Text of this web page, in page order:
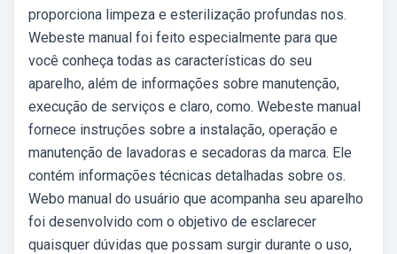
proporciona limpeza e esterilização profundas nos.
Webeste manual foi feito especialmente para que
você conheça todas as características do seu
aparelho, além de informações sobre manutenção,
execução de serviços e claro, como. Webeste manual
fornece instruções sobre a instalação, operação e
manutenção de lavadoras e secadoras da marca. Ele
contém informações técnicas detalhadas sobre os.
Webo manual do usuário que acompanha seu aparelho
foi desenvolvido com o objetivo de esclarecer
quaisquer dúvidas que possam surgir durante o uso,